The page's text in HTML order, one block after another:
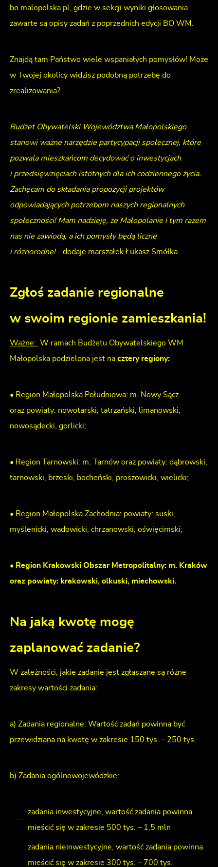
bo.malopolska.pl, gdzie w sekcji wyniki głosowania
zawarte są opisy zadań z poprzednich edycji BO WM.
Znajdą tam Państwo wiele wspaniałych pomysłów! Może
w Twojej okolicy widzisz podobną potrzebę do
zrealizowania?
Budżet Obywatelski Województwa Małopolskiego
stanowi ważne narzędzie partycypacji społecznej, które
pozwala mieszkańcom decydować o inwestycjach
i przedsięwzięciach istotnych dla ich codziennego życia.
Zachęcam do składania propozycji projektów
odpowiadających potrzebom naszych regionalnych
społeczności! Mam nadzieję, że Małopolanie i tym razem
nas nie zawiodą, a ich pomysły będą liczne
i różnorodne!- dodaje marszałek Łukasz Smółka.
Zgłoś zadanie regionalne
w swoim regionie zamieszkania!
Ważne:
W ramach Budżetu Obywatelskiego WM
Małopolska podzielona jest na cztery regiony:
• Region Małopolska Południowa: m. Nowy Sącz
oraz powiaty: nowotarski, tatrzański, limanowski,
nowosądecki, gorlicki;
• Region Tarnowski: m. Tarnów oraz powiaty: dąbrowski,
tarnowski, brzeski, bocheński, proszowicki, wielicki;
• Region Małopolska Zachodnia: powiaty: suski,
myślenicki, wadowicki, chrzanowski, oświęcimski;
• Region Krakowski Obszar Metropolitalny: m. Kraków
oraz powiaty: krakowski, olkuski, miechowski.
Na jaką kwotę mogę
zaplanować zadanie?
W zależności, jakie zadanie jest zgłaszane są różne
zakresy wartości zadania:
a) Zadania regionalne: Wartość zadań powinna być
przewidziana na kwotę w zakresie 150 tys. – 250 tys.
b) Zadania ogólnowojewódzkie:
zadania inwestycyjne, wartość zadania powinna
mieścić się w zakresie 500 tys. – 1,5 mln
zadania nieinwestycyjne, wartość zadania powinna
mieścić się w zakresie 300 tys. – 700 tys.